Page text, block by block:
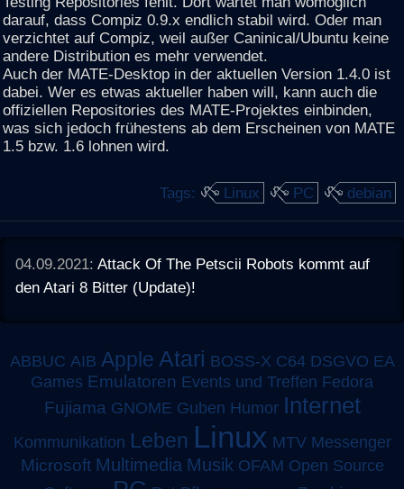
darauf, dass Compiz 0.9.x endlich stabil wird. Oder man
verzichtet auf Compiz, weil außer Caninical/Ubuntu keine
andere Distribution es mehr verwendet.
Auch der MATE-Desktop in der aktuellen Version 1.4.0 ist
dabei. Wer es etwas aktueller haben will, kann auch die
offiziellen Repositories des MATE-Projektes einbinden,
was sich jedoch frühestens ab dem Erscheinen von MATE
1.5 bzw. 1.6 lohnen wird.
Tags: Linux PC debian
04.09.2021:Attack Of The Petscii Robots kommt auf
den Atari 8 Bitter (Update)!
ABBUC AIB Apple Atari BOSS-X C64 DSGVO EA
Games Emulatoren Events und Treffen Fedora
Fujiama GNOME Guben Humor Internet
Kommunikation Leben Linux MTV Messenger
Microsoft Multimedia Musik OFAM Open Source